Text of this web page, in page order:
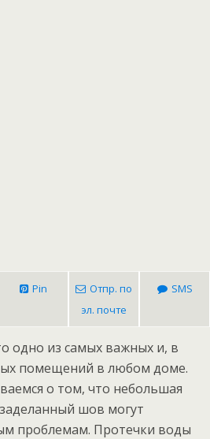
Pin
Отпр. по
эл. почте
SMS
одно из самых важных и, в
помещений в любом доме.
о том, что небольшая
шов могут
проблемам. Протечки воды